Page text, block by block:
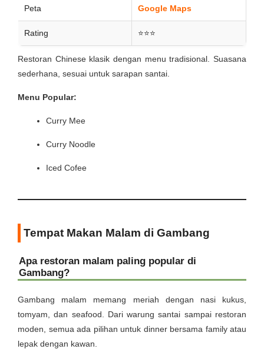
Peta Google Maps
Rating ⭐⭐⭐
Restoran Chinese klasik dengan menu tradisional. Suasana
sederhana, sesuai untuk sarapan santai.
Menu Popular:
Curry Mee
Curry Noodle
Iced Cofee
Tempat Makan Malam di Gambang
Apa restoran malam paling popular di
Gambang?
Gambang malam memang meriah dengan nasi kukus,
tomyam, dan seafood. Dari warung santai sampai restoran
moden, semua ada pilihan untuk dinner bersama family atau
lepak dengan kawan.